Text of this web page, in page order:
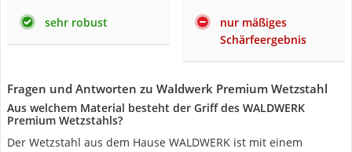
sehr robust
nur mäßiges
Schärfeergebnis
Fragen und Antworten zu Waldwerk Premium Wetzstahl
Aus welchem Material besteht der Griff des WALDWERK
Premium Wetzstahls?
Der Wetzstahl aus dem Hause WALDWERK ist mit einem